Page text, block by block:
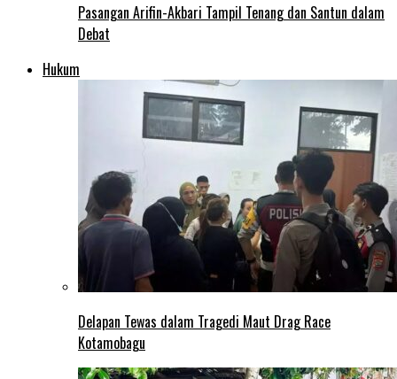
Pasangan Arifin-Akbari Tampil Tenang dan Santun dalam
Debat
Hukum
Delapan Tewas dalam Tragedi Maut Drag Race
Kotamobagu